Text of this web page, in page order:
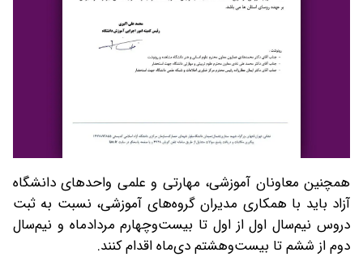
همچنین معاونان آموزشی، مهارتی و علمی واحدهای دانشگاه
آزاد باید با همکاری مدیران گروه‌های آموزشی، نسبت به ثبت
دروس نیم‌سال اول از اول تا بیست‌وچهارم مردادماه و نیم‌سال
دوم از ششم تا بیست‌وهشتم دی‌ماه اقدام کنند.